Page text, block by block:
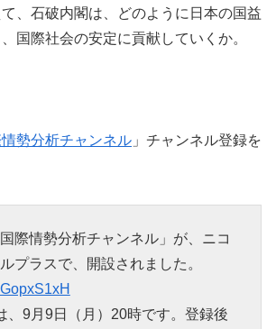
、石破内閣は、どのように日本の国益
国際社会の安定に貢献していくか。
勢分析チャンネル 」チャンネル登録を
国際情勢分析チャンネル」が、ニコ
プラスで、開設されました。
、9月9日（月）20時です。登録後